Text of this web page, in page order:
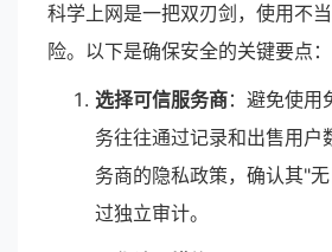
科学上网是一把双刃剑，使用不
险。以下是确保安全的关键要点：
选择可信服务商：避免使用
务往往通过记录和出售用户
务商的隐私政策，确认其"
过独立审计。